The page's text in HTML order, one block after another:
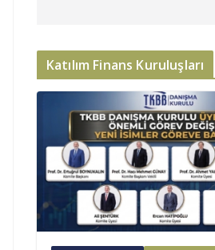
Katılım Finans Kuruluşları